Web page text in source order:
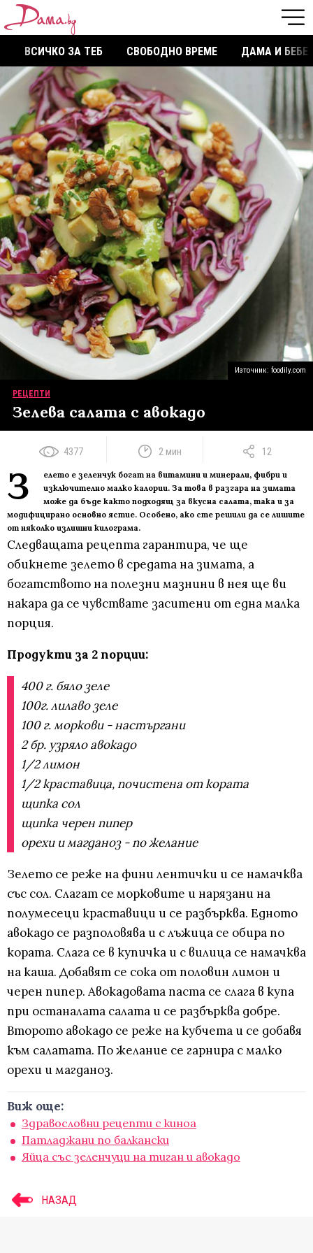
ВСИЧКО ЗА ТЕБ СВОБОДНО ВРЕМЕ ДАМА И БЕБЕ
Източник: foodily.com
РЕЦЕПТИ
Зелева салата с авокадо
4377 2 мин 12
З
елето е зеленчук богат на витамини и минерали, фибри и
изключително малко калории. За това в разгара на зимата
може да бъде както подходящ за вкусна салата, така и за
модифицирано основно ястие. Особено, ако сте решили да се лишите
от няколко излишни килограма.
Следващата рецепта гарантира, че ще
обикнете зелето в средата на зимата, а
богатството на полезни мазнини в нея ще ви
накара да се чувствате заситени от една малка
порция.
Продукти за 2 порции:
400 г. бяло зеле
100г. лилаво зеле
100 г. моркови - настъргани
2 бр. узряло авокадо
1/2 лимон
1/2 краставица, почистена от кората
щипка сол
щипка черен пипер
орехи и магданоз - по желание
Зелето се реже на фини лентички и се намачква
със сол. Слагат се морковите и нарязани на
полумесеци краставици и се разбърква. Едното
авокадо се разполовява и с лъжица се обира по
кората. Слага се в купичка и с вилица се намачква
на каша. Добавят се сока от половин лимон и
черен пипер. Авокадовата паста се слага в купа
при останалата салата и се разбърква добре.
Второто авокадо се реже на кубчета и се добавя
към салатата. По желание се гарнира с малко
орехи и магданоз.
Виж още:
Здравословни рецепти с киноа
Патладжани по балкански
Яйца със зеленчуци на тиган и авокадо
НАЗАД